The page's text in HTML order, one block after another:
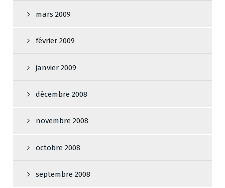
mars 2009
février 2009
janvier 2009
décembre 2008
novembre 2008
octobre 2008
septembre 2008